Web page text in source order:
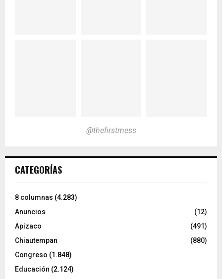
@thefirstmess
CATEGORÍAS
8 columnas (4.283)
Anuncios
(12)
Apizaco
(491)
Chiautempan
(880)
Congreso (1.848)
Educación (2.124)